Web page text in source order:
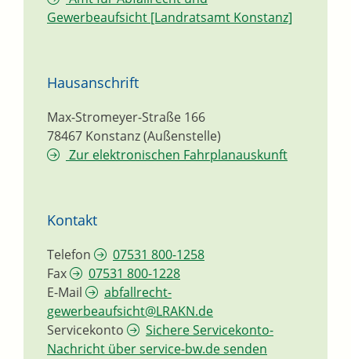
Gewerbeaufsicht [Landratsamt Konstanz]
Hausanschrift
Max-Stromeyer-Straße 166
78467 Konstanz (Außenstelle)
Zur elektronischen Fahrplanauskunft
Kontakt
Telefon
07531 800-1258
Fax
07531 800-1228
E-Mail
abfallrecht-
gewerbeaufsicht@LRAKN.de
Servicekonto
Sichere Servicekonto-
Nachricht über service-bw.de senden